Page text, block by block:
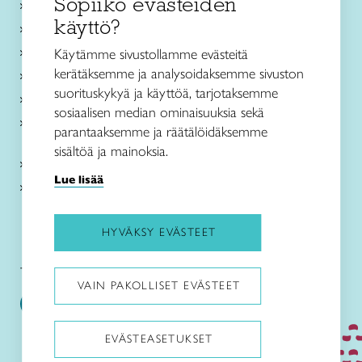
Käsityökurssit ja koulutus
Ajankohtaista
Käsityöohjeet
Me olemme Taito
Paikallinen toiminta
Verkkokaupat
Kirjaudu Arviin
Kirjaudu Taitocampukseen
Taitoliitto: Taito-lehti:
käyttö?
Käytämme sivustollamme evästeitä
kerätäksemme ja analysoidaksemme sivuston
suorituskykyä ja käyttöä, tarjotaksemme
sosiaalisen median ominaisuuksia sekä
parantaaksemme ja räätälöidäksemme
sisältöä ja mainoksia.
Lue lisää
HYVÄKSY EVÄSTEET
VAIN PAKOLLISET EVÄSTEET
EVÄSTEASETUKSET